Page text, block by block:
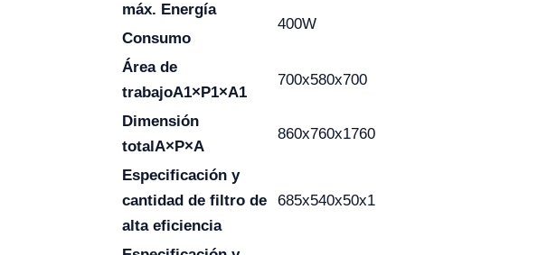
máx. Energía
400W
Consumo
Área de
trabajoA1×P1×A1
700x580x700
Dimensión
totalA×P×A
860x760x1760
Especificación y
cantidad de filtro de
alta eficiencia
685x540x50x1